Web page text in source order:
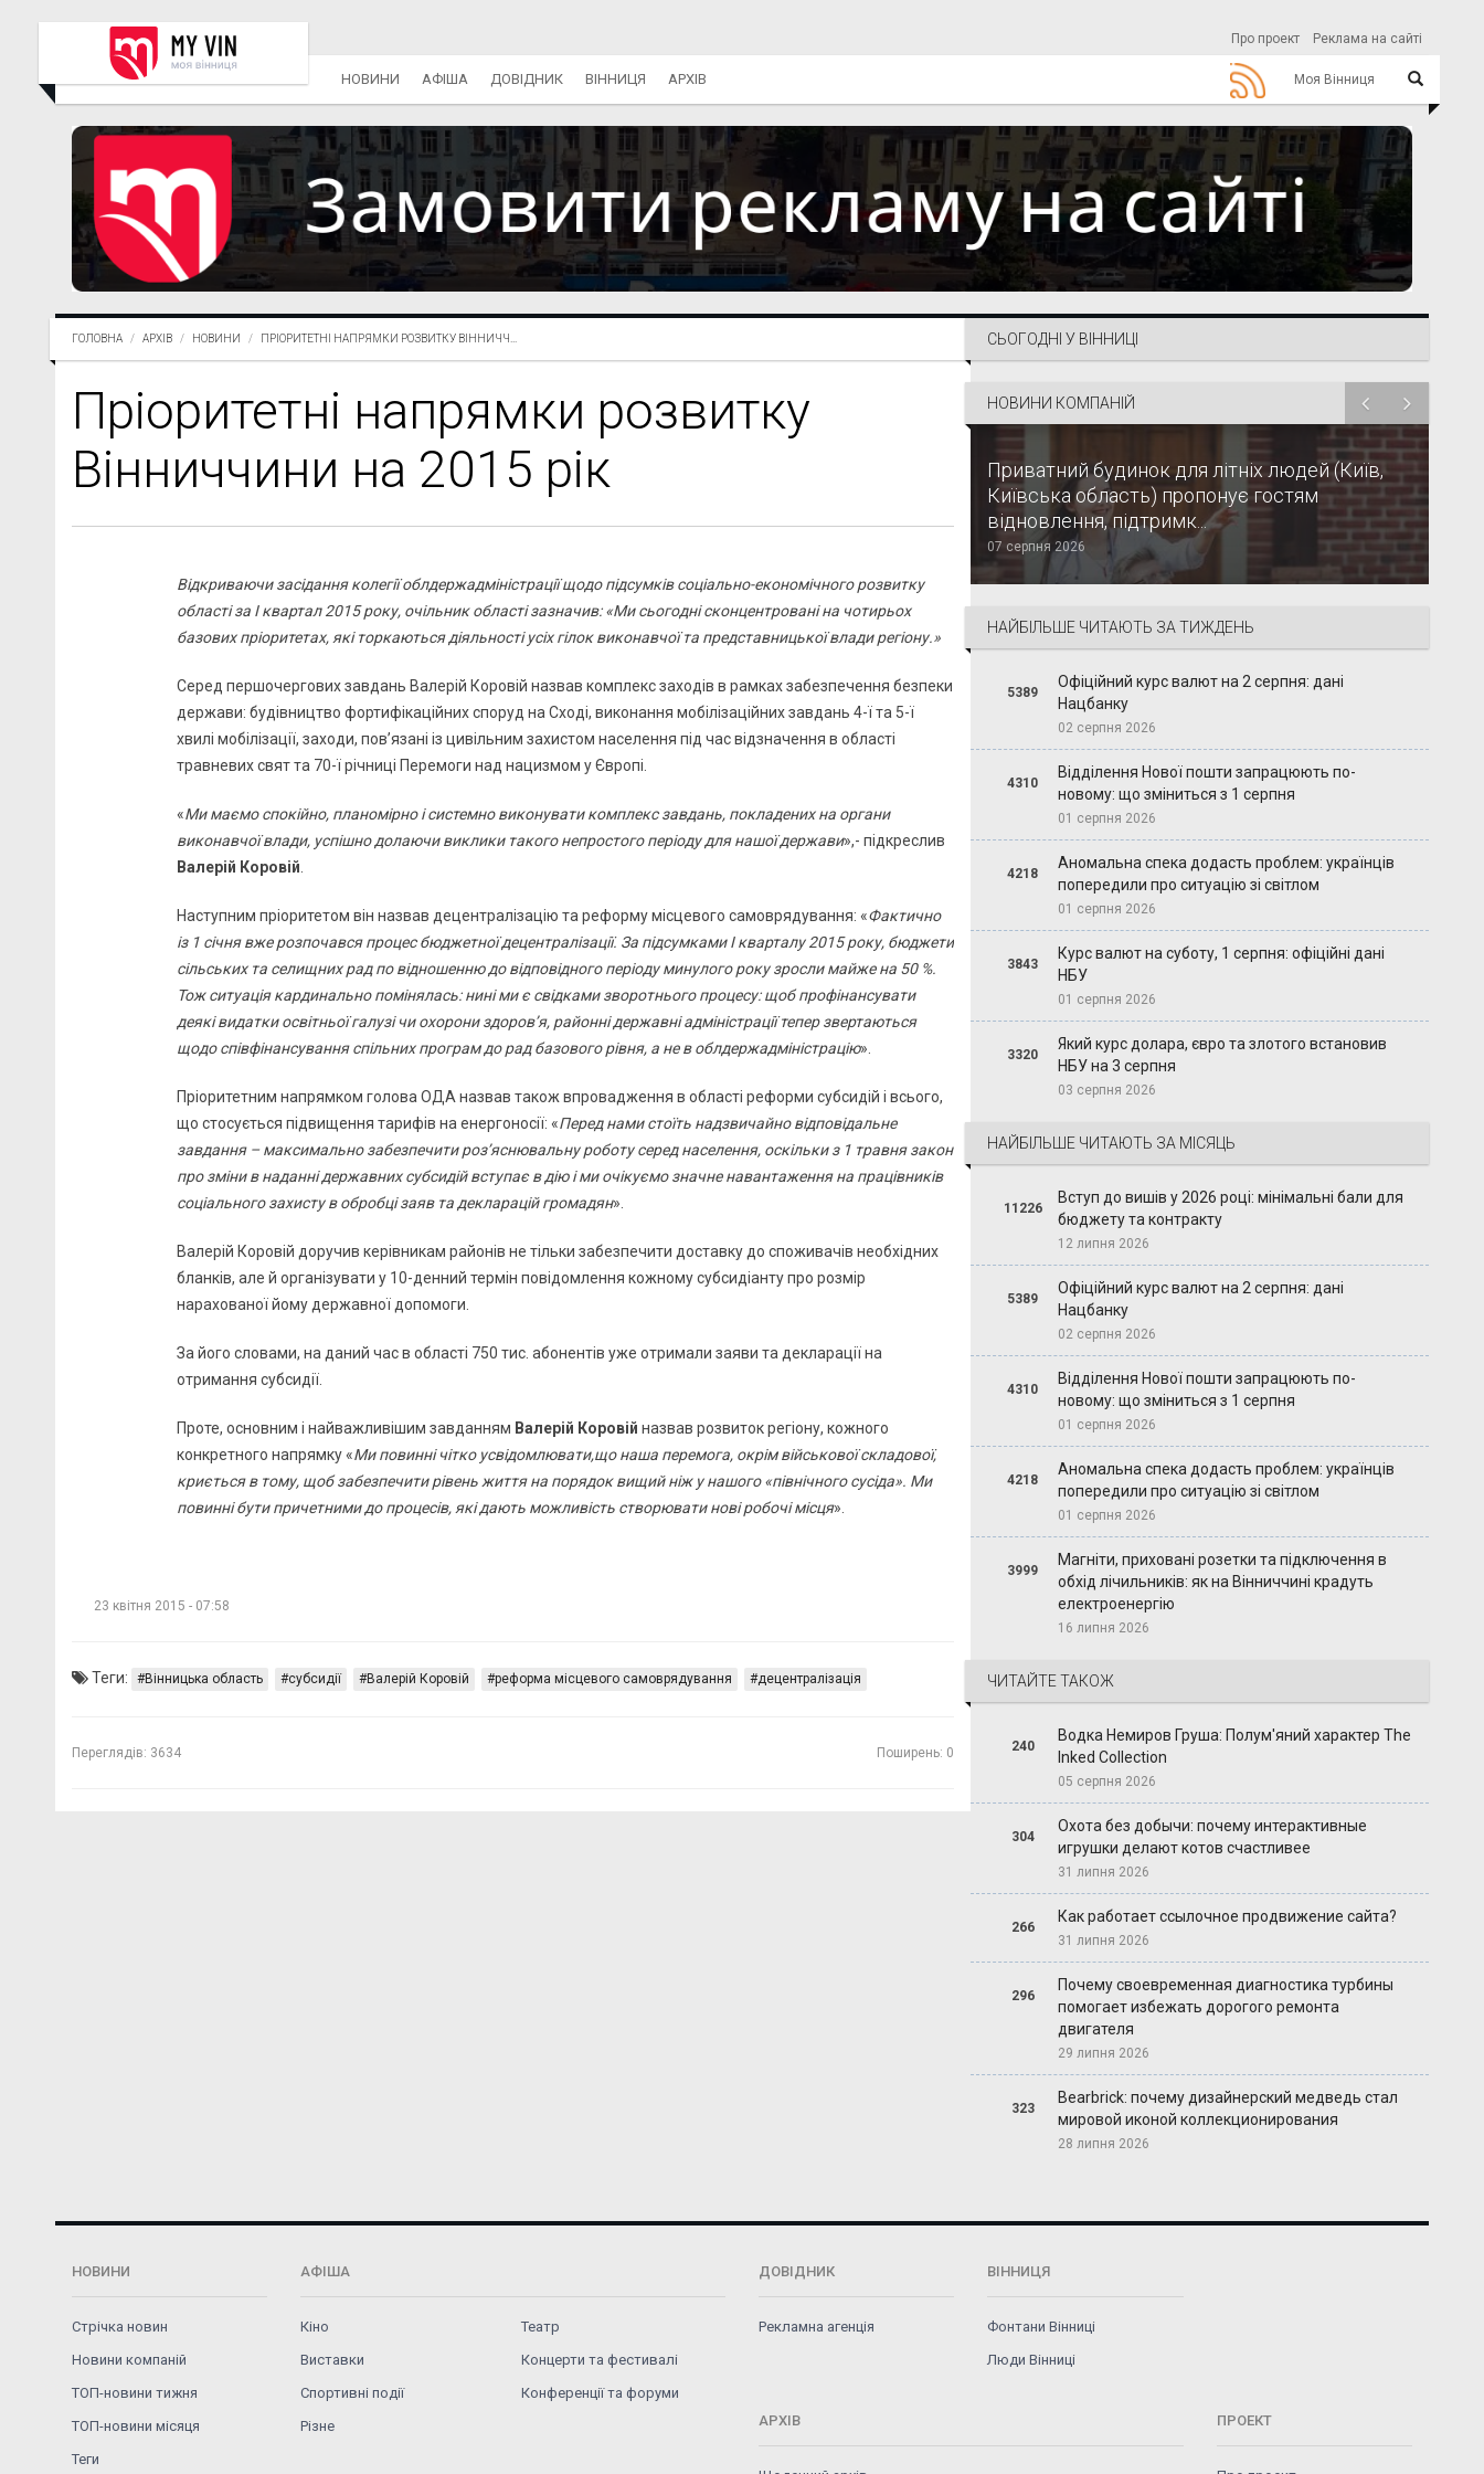
Про проект Реклама на сайті
Моя Вінниця
НОВИНИ АФІША ДОВІДНИК ВІННИЦЯ АРХІВ
ГОЛОВНА АРХІВ НОВИНИ ПРІОРИТЕТНІ НАПРЯМКИ РОЗВИТКУ ВІННИЧЧ...
Пріоритетні напрямки розвитку
Вінниччини на 2015 рік
Відкриваючи засідання колегії облдержадміністрації щодо підсумків соціально-економічного розвитку
області за I квартал 2015 року, очільник області зазначив: «Ми сьогодні сконцентровані на чотирьох
базових пріоритетах, які торкаються діяльності усіх гілок виконавчої та представницької влади регіону.»
Серед першочергових завдань Валерій Коровій назвав комплекс заходів в рамках забезпечення безпеки
держави: будівництво фортифікаційних споруд на Сході, виконання мобілізаційних завдань 4-ї та 5-ї
хвилі мобілізації, заходи, пов’язані із цивільним захистом населення під час відзначення в області
травневих свят та 70-ї річниці Перемоги над нацизмом у Європі.
«Ми маємо спокійно, планомірно і системно виконувати комплекс завдань, покладених на органи
виконавчої влади, успішно долаючи виклики такого непростого періоду для нашої держави»,- підкреслив
Валерій Коровій
Наступним пріоритетом він назвав децентралізацію та реформу місцевого самоврядування: «Фактично
із 1 січня вже розпочався процес бюджетної децентралізації. За підсумками I кварталу 2015 року, бюджети
сільських та селищних рад по відношенню до відповідного періоду минулого року зросли майже на 50 %.
Тож ситуація кардинально помінялась: нині ми є свідками зворотнього процесу: щоб профінансувати
деякі видатки освітньої галузі чи охорони здоров’я, районні державні адміністрації тепер звертаються
щодо співфінансування спільних програм до рад базового рівня, а не в облдержадміністрацію».
Пріоритетним напрямком голова ОДА назвав також впровадження в області реформи субсидій і всього,
що стосується підвищення тарифів на енергоносії: «Перед нами стоїть надзвичайно відповідальне
завдання – максимально забезпечити роз’яснювальну роботу серед населення, оскільки з 1 травня закон
про зміни в наданні державних субсидій вступає в дію і ми очікуємо значне навантаження на працівників
соціального захисту в обробці заяв та декларацій громадян».
Валерій Коровій доручив керівникам районів не тільки забезпечити доставку до споживачів необхідних
бланків, але й організувати у 10-денний термін повідомлення кожному субсидіанту про розмір
нарахованої йому державної допомоги.
За його словами, на даний час в області 750 тис. абонентів уже отримали заяви та декларації на
отримання субсидії.
Проте, основним і найважливішим завданням Валерій Коровій назвав розвиток регіону, кожного
конкретного напрямку «Ми повинні чітко усвідомлювати,що наша перемога, окрім військової складової,
криється в тому, щоб забезпечити рівень життя на порядок вищий ніж у нашого «північного сусіда». Ми
повинні бути причетними до процесів, які дають можливість створювати нові робочі місця».
23 квітня 2015 - 07:58
Теги: Вінницька область субсидії Валерій Коровій реформа місцевого самоврядування децентралізація
Переглядів: 3634 Поширень: 0
СЬОГОДНІ У ВІННИЦІ
НОВИНИ КОМПАНІЙ
Приватний будинок для літніх людей (Київ,
Київська область) пропонує гостям
відновлення, підтримк...
07 серпня 2026
НАЙБІЛЬШЕ ЧИТАЮТЬ ЗА ТИЖДЕНЬ
5389
Офіційний курс валют на 2 серпня: дані
Нацбанку
02 серпня 2026
4310
Відділення Нової пошти запрацюють по-
новому: що зміниться з 1 серпня
01 серпня 2026
4218
Аномальна спека додасть проблем: українців
попередили про ситуацію зі світлом
01 серпня 2026
3843
Курс валют на суботу, 1 серпня: офіційні дані
НБУ
01 серпня 2026
3320
Який курс долара, євро та злотого встановив
НБУ на 3 серпня
03 серпня 2026
НАЙБІЛЬШЕ ЧИТАЮТЬ ЗА МІСЯЦЬ
11226
Вступ до вишів у 2026 році: мінімальні бали для
бюджету та контракту
12 липня 2026
5389
Офіційний курс валют на 2 серпня: дані
Нацбанку
02 серпня 2026
4310
Відділення Нової пошти запрацюють по-
новому: що зміниться з 1 серпня
01 серпня 2026
4218
Аномальна спека додасть проблем: українців
попередили про ситуацію зі світлом
01 серпня 2026
3999
Магніти, приховані розетки та підключення в
обхід лічильників: як на Вінниччині крадуть
електроенергію
16 липня 2026
ЧИТАЙТЕ ТАКОЖ
240
Водка Немиров Груша: Полум'яний характер The
Inked Collection
05 серпня 2026
304
Охота без добычи: почему интерактивные
игрушки делают котов счастливее
31 липня 2026
266
Как работает ссылочное продвижение сайта?
31 липня 2026
296
Почему своевременная диагностика турбины
помогает избежать дорогого ремонта
двигателя
29 липня 2026
323
Bearbrick: почему дизайнерский медведь стал
мировой иконой коллекционирования
28 липня 2026
НОВИНИ
Стрічка новин
Новини компаній
ТОП-новини тижня
ТОП-новини місяця
Теги
АФІША
Кіно
Театр
Виставки
Концерти та фестивалі
Спортивні події
Конференції та форуми
Різне
ДОВІДНИК
Рекламна агенція
ВІННИЦЯ
Фонтани Вінниці
Люди Вінниці
АРХІВ ПРОЕКТ